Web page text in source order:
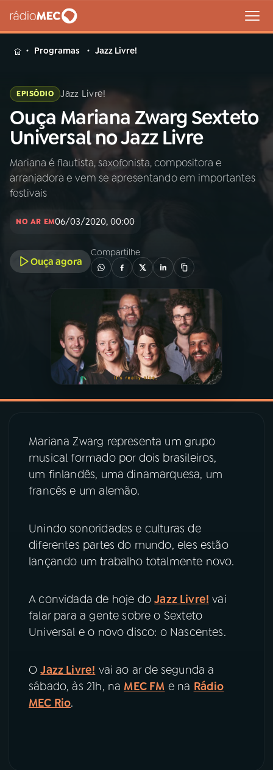
MENU
Buscar
na
Rádio
MEC
Buscar
Início AO VIVO
01INÍCIO
02A RÁDIO
PROGRAMAÇÃO
PROGRAMAS
PODCASTS
07ÚLTIMAS
ACOMPANHE A RÁDIO MEC
Instagram X
TikTok
Programas Jazz Livre!
EPISÓDIO Jazz Livre!
Ouça Mariana Zwarg Sexteto
Universal no Jazz Livre
Mariana é flautista, saxofonista, compositora e
arranjadora e vem se apresentando em importantes
festivais
NO AR EM06/03/2020, 00:00
Ouça agora
Compartilhe
Mariana Zwarg representa um grupo
musical formado por dois brasileiros,
um finlandês, uma dinamarquesa, um
francês e um alemão.
Unindo sonoridades e culturas de
diferentes partes do mundo, eles estão
lançando um trabalho totalmente novo.
A convidada de hoje doJazz Livre! vai
falar para a gente sobre o Sexteto
Universal e o novo disco: o Nascentes.
OJazz Livre! vai ao ar de segunda a
sábado, às 21h, na MEC FM e na Rádio
MEC Rio.